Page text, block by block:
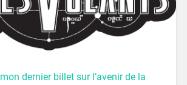
mon dernier billet sur l’avenir de la